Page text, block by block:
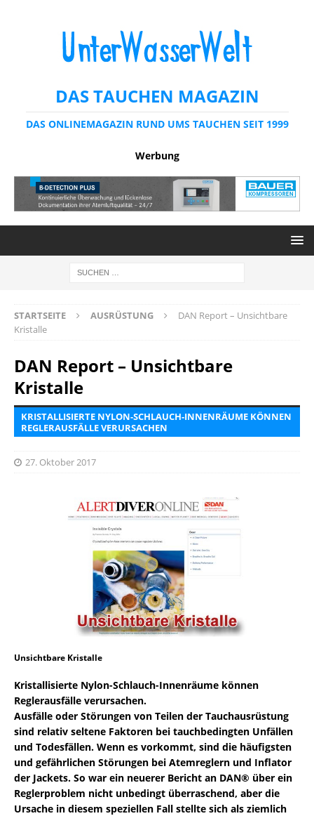
DAS TAUCHEN MAGAZIN
DAS ONLINEMAGAZIN RUND UMS TAUCHEN SEIT 1999
Werbung
STARTSEITE AUSRÜSTUNG
DAN Report – Unsichtbare
Kristalle
DAN Report – Unsichtbare
Kristalle
KRISTALLISIERTE NYLON-SCHLAUCH-INNENRÄUME KÖNNEN
REGLERAUSFÄLLE VERURSACHEN
27. Oktober 2017
Unsichtbare Kristalle
Kristallisierte Nylon-Schlauch-Innenräume können
Reglerausfälle verursachen.
Ausfälle oder Störungen von Teilen der Tauchausrüstung
sind relativ seltene Faktoren bei tauchbedingten Unfällen
und Todesfällen. Wenn es vorkommt, sind die häufigsten
und gefährlichen Störungen bei Atemreglern und Inflator
der Jackets. So war ein neuerer Bericht an DAN® über ein
Reglerproblem nicht unbedingt überraschend, aber die
Ursache in diesem speziellen Fall stellte sich als ziemlich